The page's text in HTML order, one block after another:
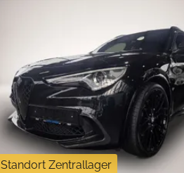
Standort Zentrallager